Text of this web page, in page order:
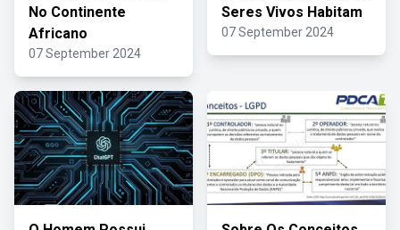
No Continente
Africano
07 September 2024
Seres Vivos Habitam
07 September 2024